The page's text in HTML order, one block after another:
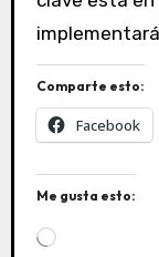
Comparte esto:
Facebook
Me gusta esto: